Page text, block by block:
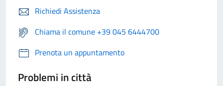
Richiedi Assistenza
Chiama il comune +39 045 6444700
Prenota un appuntamento
Problemi in città